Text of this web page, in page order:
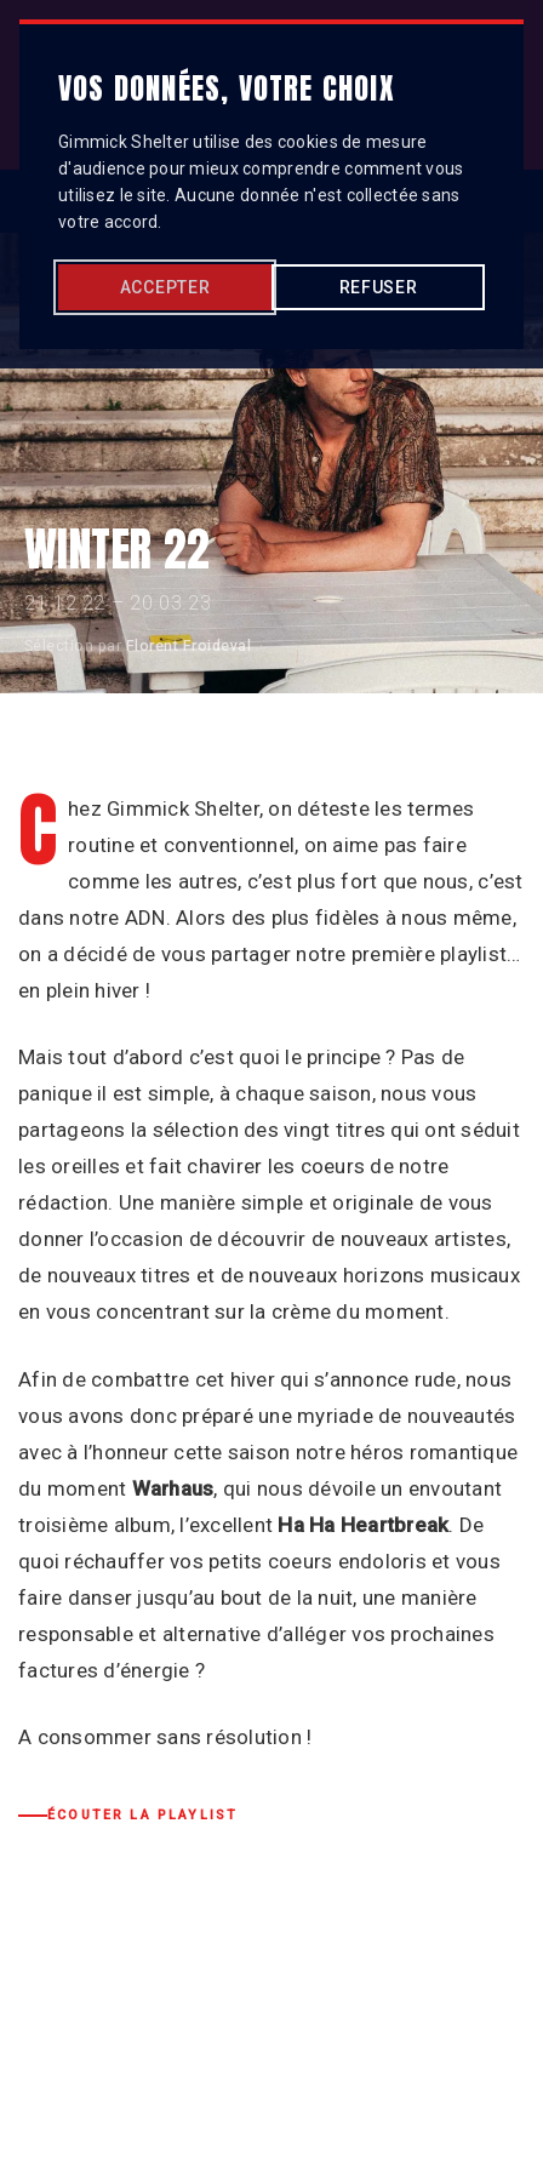
VOS DONNÉES, VOTRE CHOIX
Gimmick Shelter utilise des cookies de mesure
d'audience pour mieux comprendre comment vous
utilisez le site. Aucune donnée n'est collectée sans
votre accord.
ACCEPTER REFUSER
HOME
TELEGRAM
REVIEW
PLAYLIST
Instagram
Facebook
WhatsApp
Spotify
WINTER 22
21.12.22 – 20.03.23
Sélection parFlorent Froideval·
C hez Gimmick Shelter, on déteste les termes
routine et conventionnel, on aime pas faire
comme les autres, c’est plus fort que nous, c’est
dans notre ADN. Alors des plus fidèles à nous même,
on a décidé de vous partager notre première playlist…
en plein hiver !
Mais tout d’abord c’est quoi le principe ? Pas de
panique il est simple, à chaque saison, nous vous
partageons la sélection des vingt titres qui ont séduit
les oreilles et fait chavirer les coeurs de notre
rédaction. Une manière simple et originale de vous
donner l’occasion de découvrir de nouveaux artistes,
de nouveaux titres et de nouveaux horizons musicaux
en vous concentrant sur la crème du moment.
Afin de combattre cet hiver qui s’annonce rude, nous
vous avons donc préparé une myriade de nouveautés
avec à l’honneur cette saison notre héros romantique
du moment Warhaus, qui nous dévoile un envoutant
troisième album, l’excellent Ha Ha Heartbreak. De
quoi réchauffer vos petits coeurs endoloris et vous
faire danser jusqu’au bout de la nuit, une manière
responsable et alternative d’alléger vos prochaines
factures d’énergie ?
A consommer sans résolution !
ÉCOUTER LA PLAYLIST